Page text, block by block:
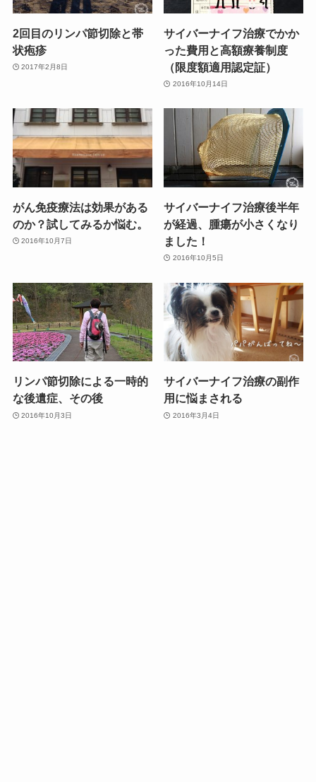
2回目のリンパ節切除と帯
状疱疹
2017年2月8日
サイバーナイフ治療でかか
った費用と高額療養制度
（限度額適用認定証）
2016年10月14日
がん免疫療法は効果がある
のか？試してみるか悩む。
2016年10月7日
サイバーナイフ治療後半年
が経過、腫瘍が小さくなり
ました！
2016年10月5日
リンパ節切除による一時的
な後遺症、その後
2016年10月3日
サイバーナイフ治療の副作
用に悩まされる
2016年3月4日